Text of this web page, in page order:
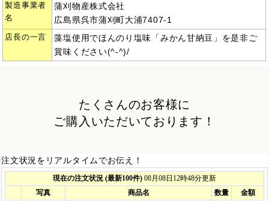
製造事業者
名
蒲刈物産株式会社
広島県呉市蒲刈町大浦7407-1
店長の一言
藻塩使用でほんのり塩味「みかん甘納豆」を是非ご
賞味ください(^-^)/
たくさんのお客様に
ご購入いただいております！
注文状況をリアルタイムでお伝え！